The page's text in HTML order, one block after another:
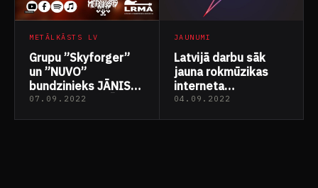
METĀLKĀSTS LV
Grupu ”Skyforger”
un ”NUVO”
bundzinieks JĀNIS
OSIS | METALKĀSTS
07.09.2022
JAUNUMI
Latvijā darbu sāk
jauna rokmūzikas
interneta
radio stacija – LRMA
04.09.2022